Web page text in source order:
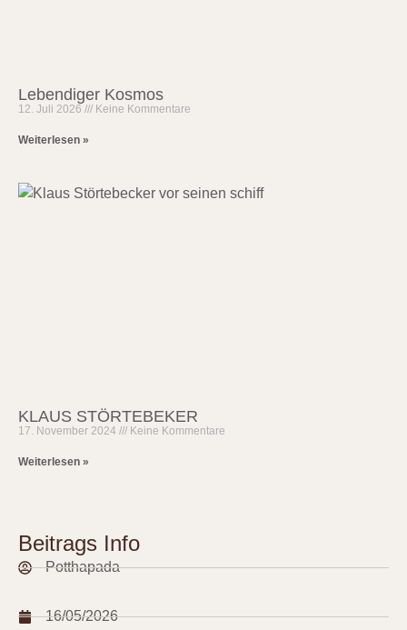
Lebendiger Kosmos
12. Juli 2026 Keine Kommentare
Weiterlesen »
KLAUS STÖRTEBEKER
17. November 2024 Keine Kommentare
Weiterlesen »
Beitrags Info
Potthapada
16/05/2026